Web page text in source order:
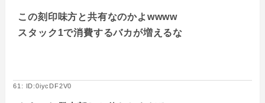
この刻印味方と共有なのかよwwww
スタック1で消費するバカが増えるな
61: ID:0iycDF2V0